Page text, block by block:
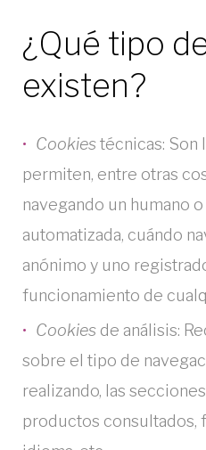
¿Qué tipo
existen?
Cookiestécnicas: Son
permiten, entre otras
navegando un humano
automatizada, cuándo
anónimo y uno
funcionamiento de
Cookies de análisis:
sobre el tipo de
realizando, las
productos consultados,